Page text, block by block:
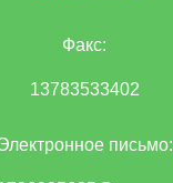
Факс:
13783533402
письмо: